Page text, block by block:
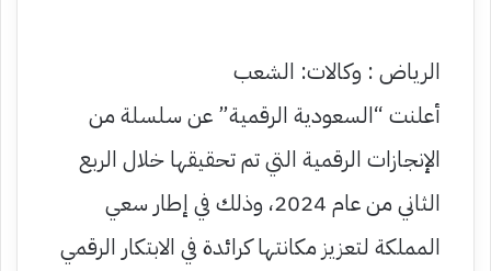
الرياض : وكالات: الشعب
أعلنت “السعودية الرقمية” عن سلسلة من
الإنجازات الرقمية التي تم تحقيقها خلال الربع
الثاني من عام 2024، وذلك في إطار سعي
المملكة لتعزيز مكانتها كرائدة في الابتكار الرقمي